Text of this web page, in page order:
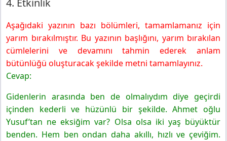
4. Etkinlik
Aşağıdaki yazının bazı bölümleri, tamamlamanız için
yarım bırakılmıştır. Bu yazının başlığını, yarım bırakılan
cümlelerini ve devamını tahmin ederek anlam
bütünlüğü oluşturacak şekilde metni tamamlayınız.
Cevap:
Gidenlerin arasında ben de olmalıydım diye geçirdi
içinden kederli ve hüzünlü bir şekilde. Ahmet oğlu
Yusuf’tan ne eksiğim var? Olsa olsa iki yaş büyüktür
benden. Hem ben ondan daha akıllı, hızlı ve çeviğim.